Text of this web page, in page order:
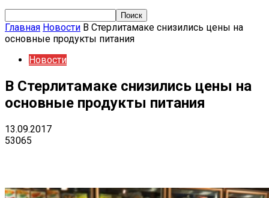
Главная Новости В Стерлитамаке снизились цены на
основные продукты питания
Новости
В Стерлитамаке снизились цены на
основные продукты питания
13.09.2017
53065